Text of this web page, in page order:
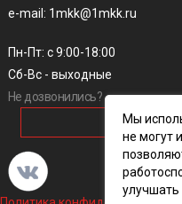
e-mail: 1mkk@1mkk.ru
Пн-Пт: с 9:00-18:00
Сб-Вс - выходные
Не дозвонились?
Мы
не могут
улучшать